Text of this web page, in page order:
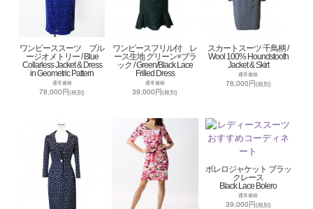
ワンピーススーツ ブル
ージオメトリー / Blue
Collarless Jacket & Dress
in Geometric Pattern
通常価格
78,000円(税別)
ワンピースフリル付 レ
ース生地 グリーン×ブラ
ック / Green/Black Lace
Frilled Dress
通常価格
39,000円(税別)
スカートスーツ 千鳥柄 /
Wool 100% Houndstooth
Jacket & Skirt
通常価格
78,000円(税別)
ボレロジャケット ブラッ
クレース
Black Lace Bolero
通常価格
39,000円(税別)